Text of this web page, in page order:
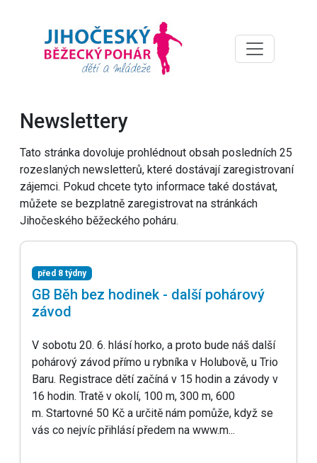
Newslettery
Tato stránka dovoluje prohlédnout obsah posledních 25
rozeslaných newsletterů, které dostávají zaregistrovaní
zájemci. Pokud chcete tyto informace také dostávat,
můžete se bezplatně zaregistrovat na stránkách
Jihočeského běžeckého poháru.
před 8 týdny
GB Běh bez hodinek - další pohárový
závod
V sobotu 20. 6. hlásí horko, a proto bude náš další
pohárový závod přímo u rybníka v Holubově, u Trio
Baru. Registrace dětí začíná v 15 hodin a závody v
16 hodin. Tratě v okolí, 100 m, 300 m, 600
m. Startovné 50 Kč a určitě nám pomůže, když se
vás co nejvíc přihlásí předem na www.m...